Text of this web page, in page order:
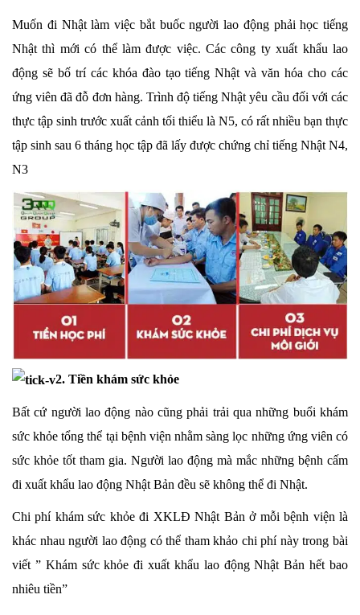
Muốn đi Nhật làm việc bắt buốc người lao động phải học tiếng
Nhật thì mới có thể làm được việc. Các công ty xuất khẩu lao
động sẽ bố trí các khóa đào tạo tiếng Nhật và văn hóa cho các
ứng viên đã đỗ đơn hàng. Trình độ tiếng Nhật yêu cầu đối với các
thực tập sinh trước xuất cảnh tối thiểu là N5, có rất nhiều bạn thực
tập sinh sau 6 tháng học tập đã lấy được chứng chỉ tiếng Nhật N4,
N3
2. Tiền khám sức khỏe
Bất cứ người lao động nào cũng phải trải qua những buổi khám
sức khỏe tổng thể tại bệnh viện nhằm sàng lọc những ứng viên có
sức khỏe tốt tham gia. Người lao động mà mắc những bệnh cấm
đi xuất khẩu lao động Nhật Bản đều sẽ không thể đi Nhật.
Chi phí khám sức khỏe đi XKLĐ Nhật Bản ở mỗi bệnh viện là
khác nhau người lao động có thể tham khảo chi phí này trong bài
viết ” Khám sức khỏe đi xuất khẩu lao động Nhật Bản hết bao
nhiêu tiền”